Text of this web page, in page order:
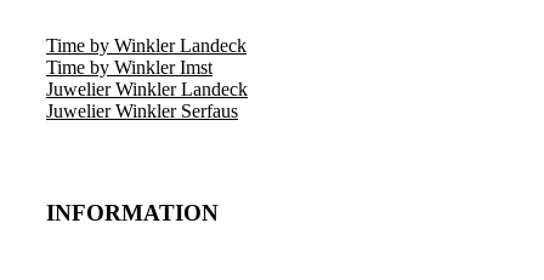
Time by Winkler Landeck
Time by Winkler Imst
Juwelier Winkler Landeck
Juwelier Winkler Serfaus
INFORMATION